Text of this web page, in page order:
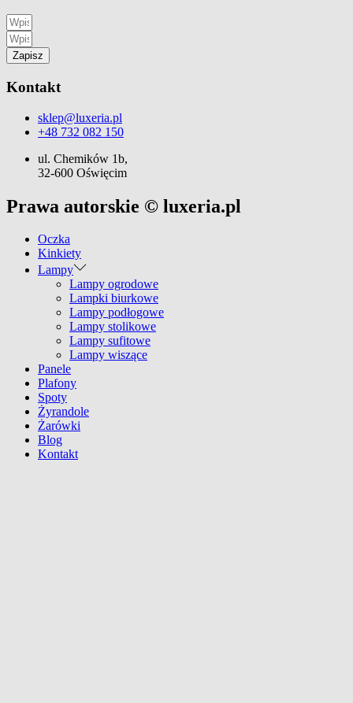
Zapisz
Kontakt
sklep@luxeria.pl
+48 732 082 150
ul. Chemików 1b,
32-600 Oświęcim
Prawa autorskie © luxeria.pl
Oczka
Kinkiety
Lampy
Lampy ogrodowe
Lampki biurkowe
Lampy podłogowe
Lampy stolikowe
Lampy sufitowe
Lampy wiszące
Panele
Plafony
Spoty
Żyrandole
Żarówki
Blog
Kontakt